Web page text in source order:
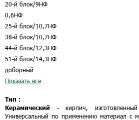
20-й блок/9НФ
0,6НФ
25-й блок/10,7НФ
38-й блок/10,7НФ
44-й блок/12,3НФ
51-й блок/14,3НФ
доборный
Показать все
Тип :
Керамический - кирпич,
Универсальный по применению материал с